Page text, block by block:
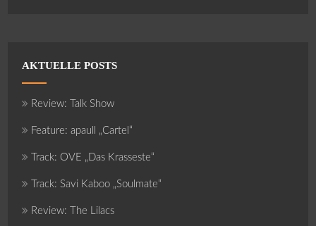
AKTUELLE POSTS
Review: Talk Show
Feature: apaull „Cartel“
Track: OVE „Das Krasseste“
Track: Savi Kaboo „Soulmate“
Review: The Lilacs